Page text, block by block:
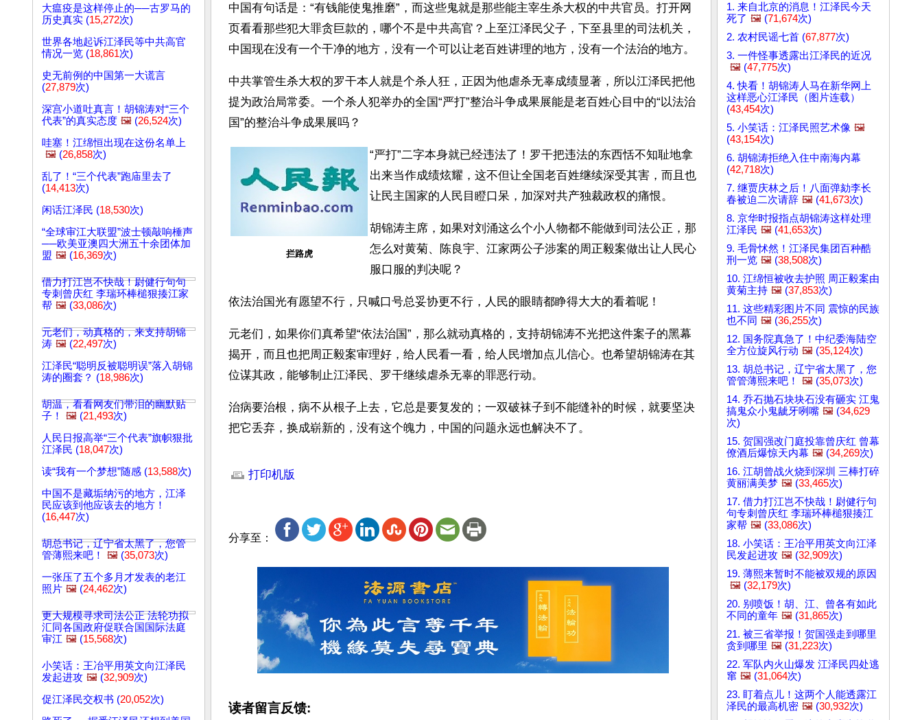
大瘟疫是这样停止的──古罗马的
历史真实 (15,272次)
世界各地起诉江泽民等中共高官
情况一览 (18,861次)
史无前例的中国第一大谎言
(27,879次)
深宫小道吐真言！胡锦涛对“三个
代表”的真实态度 🖼️ (26,524次)
哇塞！江绵恒出现在这份名单上
🖼️ (26,858次)
乱了！“三个代表”跑庙里去了
(14,413次)
闲话江泽民 (18,530次)
“全球审江大联盟”波士顿敲响棰声
──欧美亚澳四大洲五十余团体加
盟 🖼️ (16,369次)
借力打江岂不快哉！尉健行句句
专刺曾庆红 李瑞环棒槌狠揍江家
帮 🖼️ (33,086次)
元老们，动真格的，来支持胡锦
涛 🖼️ (22,497次)
江泽民“聪明反被聪明误”落入胡锦
涛的圈套？ (18,986次)
胡温，看看网友们带泪的幽默贴
子！
🖼️ (21,493次)
人民日报高举“三个代表”旗帜狠批
江泽民 (18,047次)
读“我有一个梦想”随感 (13,588次)
中国不是藏垢纳污的地方，江泽
民应该到他应该去的地方！
(16,447次)
胡总书记，辽宁省太黑了，您管
管薄熙来吧！
🖼️ (35,073次)
一张压了五个多月才发表的老江
照片 🖼️ (24,462次)
更大规模寻求司法公正 法轮功拟
汇同各国政府促联合国国际法庭
审江 🖼️ (15,568次)
小笑话：王冶平用英文向江泽民
发起进攻 🖼️ (32,909次)
促江泽民交权书 (20,052次)
中国有句话是：“有钱能使鬼推磨”，而这些鬼就是那些能主宰生杀大权的中共官员。打开网
页看看那些犯大罪贪巨款的，哪个不是中共高官？上至江泽民父子，下至县里的司法机关，
中国现在没有一个干净的地方，没有一个可以让老百姓讲理的地方，没有一个法治的地方。
中共掌管生杀大权的罗干本人就是个杀人狂，正因为他虐杀无辜成绩显著，所以江泽民把他
提为政治局常委。一个杀人犯举办的全国“严打”整治斗争成果展能是老百姓心目中的“以法治
国”的整治斗争成果展吗？
拦路虎
“严打”二字本身就已经违法了！罗干把违法的东西恬不知耻地拿
出来当作成绩炫耀，这不但让全国老百姓继续深受其害，而且也
让民主国家的人民目瞪口呆，加深对共产独裁政权的痛恨。
胡锦涛主席，如果对刘涌这么个小人物都不能做到司法公正，那
怎么对黄菊、陈良宇、江家两公子涉案的周正毅案做出让人民心
服口服的判决呢？
依法治国光有愿望不行，只喊口号总妥协更不行，人民的眼睛都睁得大大的看着呢！
元老们，如果你们真希望“依法治国”，那么就动真格的，支持胡锦涛不光把这件案子的黑幕
揭开，而且也把周正毅案审理好，给人民看一看，给人民增加点儿信心。也希望胡锦涛在其
位谋其政，能够制止江泽民、罗干继续虐杀无辜的罪恶行动。
治病要治根，病不从根子上去，它总是要复发的；一双破袜子到不能缝补的时候，就要坚决
把它丢弃，换成崭新的，没有这个魄力，中国的问题永远也解决不了。
打印机版
分享至：
读者留言反馈:
1. 来自北京的消息！江泽民今天
死了 🖼️ (71,674次)
2. 农村民谣七首 (67,877次)
3. 一件怪事透露出江泽民的近况
🖼️ (47,775次)
4. 快看！胡锦涛人马在新华网上
这样恶心江泽民（图片连载）
(43,454次)
5. 小笑话：江泽民照艺术像 🖼️
(43,154次)
6. 胡锦涛拒绝入住中南海内幕
(42,718次)
7. 继贾庆林之后！八面弹劾李长
春被迫二次请辞 🖼️ (41,673次)
8. 京华时报指点胡锦涛这样处理
江泽民 🖼️ (41,653次)
9. 毛骨怵然！江泽民集团百种酷
刑一览 🖼️ (38,508次)
10. 江绵恒被收去护照 周正毅案由
黄菊主持 🖼️ (37,853次)
11. 这些精彩图片不同 震惊的民族
也不同 🖼️ (36,255次)
12. 国务院真急了！中纪委海陆空
全方位旋风行动 🖼️ (35,124次)
13. 胡总书记，辽宁省太黑了，您
管管薄熙来吧！
🖼️ (35,073次)
14. 乔石抛石块块石没有砸实 江鬼
搞鬼众小鬼龇牙咧嘴 🖼️ (34,629
次)
15. 贺国强改门庭投靠曾庆红 曾幕
僚酒后爆惊天内幕 🖼️ (34,269次)
16. 江胡曾战火烧到深圳 三棒打碎
黄丽满美梦 🖼️ (33,465次)
17. 借力打江岂不快哉！尉健行句
句专刺曾庆红 李瑞环棒槌狠揍江
家帮 🖼️ (33,086次)
18. 小笑话：王冶平用英文向江泽
民发起进攻 🖼️ (32,909次)
19. 薄熙来暂时不能被双规的原因
🖼️ (32,179次)
20. 别喷饭！胡、江、曾各有如此
不同的童年 🖼️ (31,865次)
21. 被三省举报！贺国强走到哪里
贪到哪里 🖼️ (31,223次)
22. 军队内火山爆发 江泽民四处逃
窜 🖼️ (31,064次)
23. 盯着点儿！这两个人能透露江
泽民的最高机密 🖼️ (30,932次)